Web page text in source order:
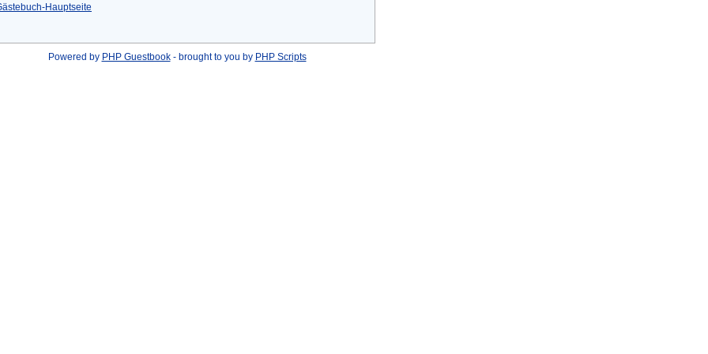
Hauptseite
Powered by PHP Guestbook- brought to you by PHP Scripts